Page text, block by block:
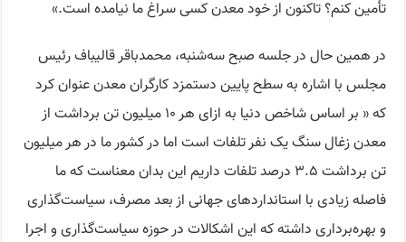
تأمین کنم؟ تاکنون از خود معدن کسی سراغ ما نیامده است.»
در همین حال در جلسه صبح سه‌شنبه، محمدباقر قالیباف رئیس
مجلس با اشاره به سطح پایین دستمزد کارگران معدن عنوان کرد
که « بر اساس شاخص دنیا به ازای هر ۱۰ میلیون تن برداشت از
معدن زغال سنگ یک نفر تلفات است اما در کشور ما در هر میلیون
تن برداشت ۳.۵ درصد تلفات داریم این بدان معناست که ما
فاصله زیادی با استانداردهای جهانی از بعد مصرف، سیاست‌گذاری
و بهره‌برداری داشته که این اشکالات در حوزه سیاست‌گذاری و اجرا